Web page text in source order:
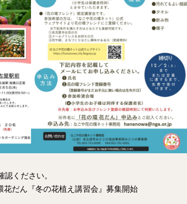
ください。
だん『冬の花植え講習会』募集開始